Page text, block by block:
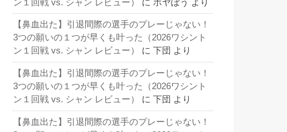
ン１回戦 vs. シャン レビュー）
に ホヤぼう より
【鼻血出た】引退間際の選手のプレーじゃない！
3つの願いの１つが早くも叶った（2026ワシント
ン１回戦 vs. シャン レビュー）
に 下団 より
【鼻血出た】引退間際の選手のプレーじゃない！
3つの願いの１つが早くも叶った（2026ワシント
ン１回戦 vs. シャン レビュー）
に 下団 より
【鼻血出た】引退間際の選手のプレーじゃない！